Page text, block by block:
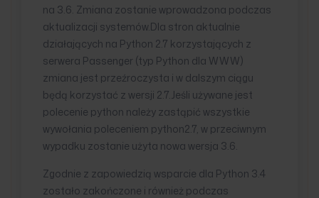
na 3.6. Zmiana zostanie wprowadzona podczas
aktualizacji systemów.Dla stron aktualnie
działających na Python 2.7 korzystających z
serwera Passenger (typ Python dla WWW)
zmiana jest przeźroczysta i w dalszym ciągu
będą korzystać z wersji 2.7.Jeśli używane jest
polecenie python należy zastąpić wszystkie
wywołania poleceniem python2.7, w przeciwnym
wypadku zostanie użyta nowa wersja 3.6.
Zgodnie z zapowiedzią wsparcie dla Python 3.4
zostało zakończone i również podczas